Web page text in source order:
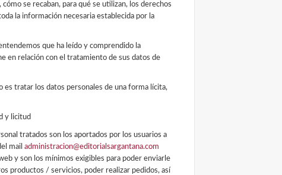
se recaban, para qué se utilizan, los derechos
la información necesaria establecida por la
que ha leído y comprendido la
en relación con el tratamiento de sus datos de
es tratar los datos personales de una forma lícita,
y licitud
tratados son los aportados por los usuarios a
mailadministracion@editorialsargantana.com
y son los mínimos exigibles para poder enviarle
productos / servicios, poder realizar pedidos, así